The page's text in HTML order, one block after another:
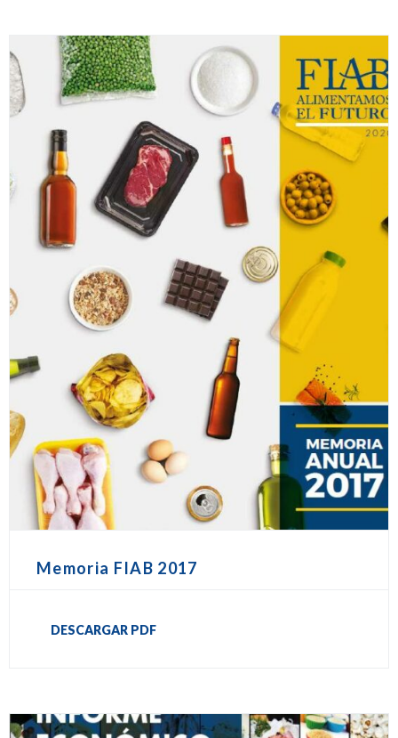
Memoria FIAB 2017
DESCARGAR PDF